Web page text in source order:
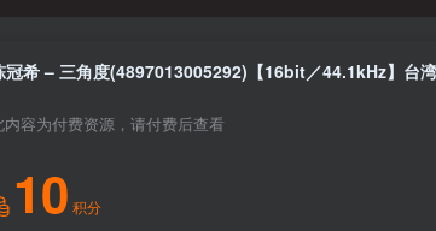
冠希 – 三角度(4897013005292)【16bit／44.1kHz】台
内容为付费资源，请付费后查看
10 积分